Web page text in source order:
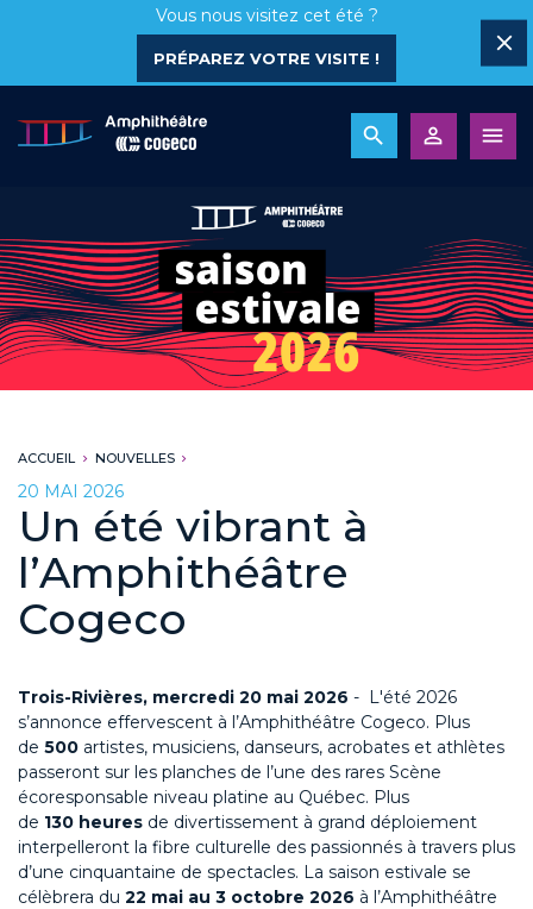
Vous nous visitez cet été ?
PRÉPAREZ VOTRE VISITE !
ACCUEIL NOUVELLES
20 MAI 2026
Un été vibrant à
l’Amphithéâtre
Cogeco
Trois-Rivières, mercredi 20 mai 2026 - L'été 2026
s’annonce effervescent à l’Amphithéâtre Cogeco. Plus
de 500 artistes, musiciens, danseurs, acrobates et athlètes
passeront sur les planches de l’une des rares Scène
écoresponsable niveau platine au Québec. Plus
de 130 heures de divertissement à grand déploiement
interpelleront la fibre culturelle des passionnés à travers plus
d’une cinquantaine de spectacles. La saison estivale se
célèbrera du 22 mai au 3 octobre 2026 à l’Amphithéâtre